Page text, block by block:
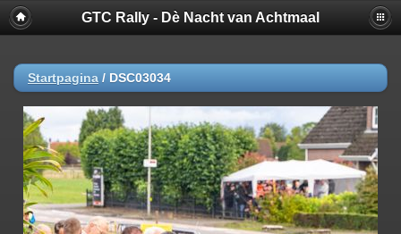
GTC Rally - Dè Nacht van Achtmaal
Startpagina / DSC03034